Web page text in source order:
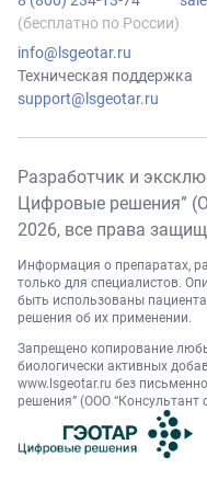
(бесплатно по России)
info@lsgeotar.ru
Техническая поддержка
support@lsgeotar.ru
Разработчик и
Цифровые решения”
2026, все права
Информация о препаратах,
только для специалистов.
быть использованы
решения об их применении.
Запрещено копирование
биологически активных
www.lsgeotar.ru без
решения” (ООО “Консультант